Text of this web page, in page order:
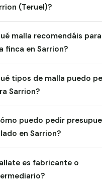
(Teruel)?
malla recomendáis
finca en Sarrion?
tipos de malla puedo
Sarrion?
puedo pedir
en Sarrion?
es fabricante o